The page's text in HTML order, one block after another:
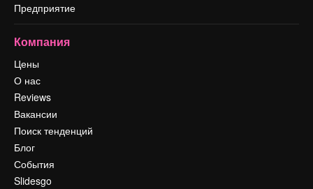
Предприятие
Компания
Цены
О нас
Reviews
Вакансии
Поиск тенденций
Блог
События
Slidesgo